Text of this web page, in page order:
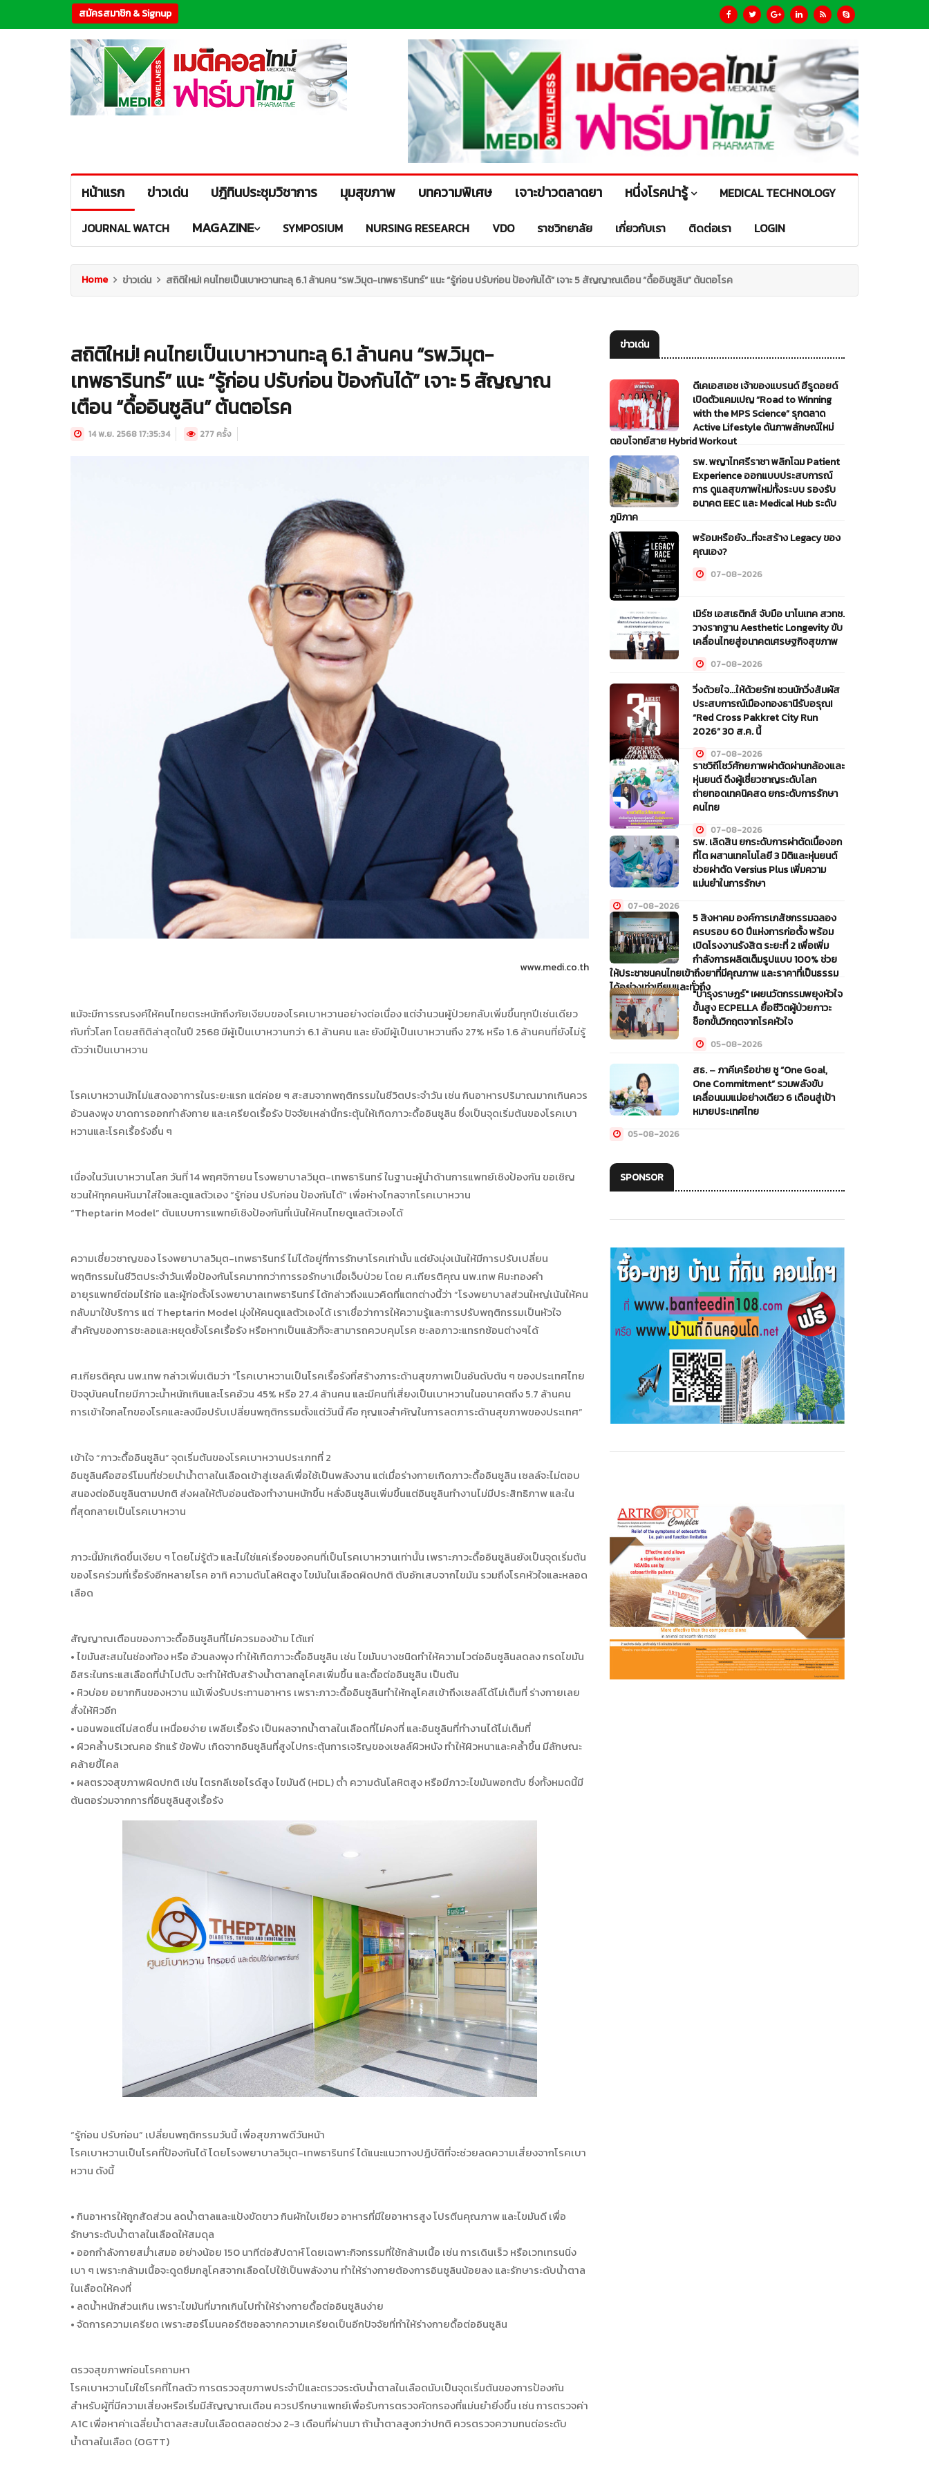
สมัครสมาชิก & Signup
หน้าแรก ข่าวเด่น ปฎิทินประชุมวิชาการ มุมสุขภาพ บทความพิเศษ เจาะข่าวตลาดยา หนึ่งโรคน่ารู้ MEDICAL TECHNOLOGY
JOURNAL WATCH MAGAZINE SYMPOSIUM NURSING RESEARCH VDO ราชวิทยาลัย เกี่ยวกับเรา ติดต่อเรา LOGIN
Home ข่าวเด่น สถิติใหม่! คนไทยเป็นเบาหวานทะลุ 6.1 ล้านคน “รพ.วิมุต-เทพธารินทร์” แนะ “รู้ก่อน ปรับก่อน ป้องกันได้” เจาะ 5 สัญญาณเตือน “ดื้ออินซูลิน” ต้นตอโรค
สถิติใหม่! คนไทยเป็นเบาหวานทะลุ 6.1 ล้านคน “รพ.วิมุต-
เทพธารินทร์” แนะ “รู้ก่อน ปรับก่อน ป้องกันได้” เจาะ 5 สัญญาณ
เตือน “ดื้ออินซูลิน” ต้นตอโรค
14 พ.ย. 2568 17:35:34 277 ครั้ง
www.medi.co.th
แม้จะมีการรณรงค์ให้คนไทยตระหนักถึงภัยเงียบของโรคเบาหวานอย่างต่อเนื่อง แต่จำนวนผู้ป่วยกลับเพิ่มขึ้นทุกปีเช่นเดียว
กับทั่วโลก โดยสถิติล่าสุดในปี 2568 มีผู้เป็นเบาหวานกว่า 6.1 ล้านคน และ ยังมีผู้เป็นเบาหวานถึง 27% หรือ 1.6 ล้านคนที่ยังไม่รู้
ตัวว่าเป็นเบาหวาน
โรคเบาหวานมักไม่แสดงอาการในระยะแรก แต่ค่อย ๆ สะสมจากพฤติกรรมในชีวิตประจำวัน เช่น กินอาหารปริมาณมากเกินควร
อ้วนลงพุง ขาดการออกกำลังกาย และเครียดเรื้อรัง ปัจจัยเหล่านี้กระตุ้นให้เกิดภาวะดื้ออินซูลิน ซึ่งเป็นจุดเริ่มต้นของโรคเบา
หวานและโรคเรื้อรังอื่น ๆ
เนื่องในวันเบาหวานโลก วันที่ 14 พฤศจิกายน โรงพยาบาลวิมุต-เทพธารินทร์ ในฐานะผู้นำด้านการแพทย์เชิงป้องกัน ขอเชิญ
ชวนให้ทุกคนหันมาใส่ใจและดูแลตัวเอง “รู้ก่อน ปรับก่อน ป้องกันได้” เพื่อห่างไกลจากโรคเบาหวาน
“Theptarin Model” ต้นแบบการแพทย์เชิงป้องกันที่เน้นให้คนไทยดูแลตัวเองได้
ความเชี่ยวชาญของ โรงพยาบาลวิมุต-เทพธารินทร์ ไม่ได้อยู่ที่การรักษาโรคเท่านั้น แต่ยังมุ่งเน้นให้มีการปรับเปลี่ยน
พฤติกรรมในชีวิตประจำวันเพื่อป้องกันโรคมากกว่าการรอรักษาเมื่อเจ็บป่วย โดย ศ.เกียรติคุณ นพ.เทพ หิมะทองคำ
อายุรแพทย์ต่อมไร้ท่อ และผู้ก่อตั้งโรงพยาบาลเทพธารินทร์ ได้กล่าวถึงแนวคิดที่แตกต่างนี้ว่า “โรงพยาบาลส่วนใหญ่เน้นให้คน
กลับมาใช้บริการ แต่ Theptarin Model มุ่งให้คนดูแลตัวเองได้ เราเชื่อว่าการให้ความรู้และการปรับพฤติกรรมเป็นหัวใจ
สำคัญของการชะลอและหยุดยั้งโรคเรื้อรัง หรือหากเป็นแล้วก็จะสามารถควบคุมโรค ชะลอภาวะแทรกซ้อนต่างๆได้
ศ.เกียรติคุณ นพ.เทพ กล่าวเพิ่มเติมว่า “โรคเบาหวานเป็นโรคเรื้อรังที่สร้างภาระด้านสุขภาพเป็นอันดับต้น ๆ ของประเทศไทย
ปัจจุบันคนไทยมีภาวะน้ำหนักเกินและโรคอ้วน 45% หรือ 27.4 ล้านคน และมีคนที่เสี่ยงเป็นเบาหวานในอนาคตถึง 5.7 ล้านคน
การเข้าใจกลไกของโรคและลงมือปรับเปลี่ยนพฤติกรรมตั้งแต่วันนี้ คือ กุญแจสำคัญในการลดภาระด้านสุขภาพของประเทศ”
เข้าใจ “ภาวะดื้ออินซูลิน” จุดเริ่มต้นของโรคเบาหวานประเภทที่ 2
อินซูลินคือฮอร์โมนที่ช่วยนำน้ำตาลในเลือดเข้าสู่เซลล์เพื่อใช้เป็นพลังงาน แต่เมื่อร่างกายเกิดภาวะดื้ออินซูลิน เซลล์จะไม่ตอบ
สนองต่ออินซูลินตามปกติ ส่งผลให้ตับอ่อนต้องทำงานหนักขึ้น หลั่งอินซูลินเพิ่มขึ้นแต่อินซูลินทำงานไม่มีประสิทธิภาพ และใน
ที่สุดกลายเป็นโรคเบาหวาน
ภาวะนี้มักเกิดขึ้นเงียบ ๆ โดยไม่รู้ตัว และไม่ใช่แค่เรื่องของคนที่เป็นโรคเบาหวานเท่านั้น เพราะภาวะดื้ออินซูลินยังเป็นจุดเริ่มต้น
ของโรคร่วมที่เรื้อรังอีกหลายโรค อาทิ ความดันโลหิตสูง ไขมันในเลือดผิดปกติ ตับอักเสบจากไขมัน รวมถึงโรคหัวใจและหลอด
เลือด
สัญญาณเตือนของภาวะดื้ออินซูลินที่ไม่ควรมองข้าม ได้แก่
• ไขมันสะสมในช่องท้อง หรือ อ้วนลงพุง ทำให้เกิดภาวะดื้ออินซูลิน เช่น ไขมันบางชนิดทำให้ความไวต่ออินซูลินลดลง กรดไขมัน
อิสระในกระแสเลือดที่นำไปตับ จะทำให้ตับสร้างน้ำตาลกลูโคสเพิ่มขึ้น และดื้อต่ออินซูลิน เป็นต้น
• หิวบ่อย อยากกินของหวาน แม้เพิ่งรับประทานอาหาร เพราะภาวะดื้ออินซูลินทำให้กลูโคสเข้าถึงเซลล์ได้ไม่เต็มที่ ร่างกายเลย
สั่งให้หิวอีก
• นอนพอแต่ไม่สดชื่น เหนื่อยง่าย เพลียเรื้อรัง เป็นผลจากน้ำตาลในเลือดที่ไม่คงที่ และอินซูลินที่ทำงานได้ไม่เต็มที่
• ผิวคล้ำบริเวณคอ รักแร้ ข้อพับ เกิดจากอินซูลินที่สูงไปกระตุ้นการเจริญของเซลล์ผิวหนัง ทำให้ผิวหนาและคล้ำขึ้น มีลักษณะ
คล้ายขี้ไคล
• ผลตรวจสุขภาพผิดปกติ เช่น ไตรกลีเซอไรด์สูง ไขมันดี (HDL) ต่ำ ความดันโลหิตสูง หรือมีภาวะไขมันพอกตับ ซึ่งทั้งหมดนี้มี
ต้นตอร่วมจากการที่อินซูลินสูงเรื้อรัง
“รู้ก่อน ปรับก่อน” เปลี่ยนพฤติกรรมวันนี้ เพื่อสุขภาพดีวันหน้า
โรคเบาหวานเป็นโรคที่ป้องกันได้ โดยโรงพยาบาลวิมุต-เทพธารินทร์ ได้แนะแนวทางปฏิบัติที่จะช่วยลดความเสี่ยงจากโรคเบา
หวาน ดังนี้
• กินอาหารให้ถูกสัดส่วน ลดน้ำตาลและแป้งขัดขาว กินผักใบเขียว อาหารที่มีใยอาหารสูง โปรตีนคุณภาพ และไขมันดี เพื่อ
รักษาระดับน้ำตาลในเลือดให้สมดุล
• ออกกำลังกายสม่ำเสมอ อย่างน้อย 150 นาทีต่อสัปดาห์ โดยเฉพาะกิจกรรมที่ใช้กล้ามเนื้อ เช่น การเดินเร็ว หรือเวทเทรนนิ่ง
เบา ๆ เพราะกล้ามเนื้อจะดูดซึมกลูโคสจากเลือดไปใช้เป็นพลังงาน ทำให้ร่างกายต้องการอินซูลินน้อยลง และรักษาระดับน้ำตาล
ในเลือดให้คงที่
• ลดน้ำหนักส่วนเกิน เพราะไขมันที่มากเกินไปทำให้ร่างกายดื้อต่ออินซูลินง่าย
• จัดการความเครียด เพราะฮอร์โมนคอร์ติซอลจากความเครียดเป็นอีกปัจจัยที่ทำให้ร่างกายดื้อต่ออินซูลิน
ตรวจสุขภาพก่อนโรคถามหา
โรคเบาหวานไม่ใช่โรคที่ไกลตัว การตรวจสุขภาพประจำปีและตรวจระดับน้ำตาลในเลือดนับเป็นจุดเริ่มต้นของการป้องกัน
สำหรับผู้ที่มีความเสี่ยงหรือเริ่มมีสัญญาณเตือน ควรปรึกษาแพทย์เพื่อรับการตรวจคัดกรองที่แม่นยำยิ่งขึ้น เช่น การตรวจค่า
A1C เพื่อหาค่าเฉลี่ยน้ำตาลสะสมในเลือดตลอดช่วง 2-3 เดือนที่ผ่านมา ถ้าน้ำตาลสูงกว่าปกติ ควรตรวจความทนต่อระดับ
น้ำตาลในเลือด (OGTT)
ข่าวเด่น
ดีเคเอสเอช เจ้าของแบรนด์ ฮีรูดอยด์
เปิดตัวแคมเปญ “Road to Winning
with the MPS Science” รุกตลาด
Active Lifestyle ดันภาพลักษณ์ใหม่
ตอบโจทย์สาย Hybrid Workout
07-08-2026
รพ. พญาไทศรีราชา พลิกโฉม Patient
Experience ออกแบบประสบการณ์
การ ดูแลสุขภาพใหม่ทั้งระบบ รองรับ
อนาคต EEC และ Medical Hub ระดับ
ภูมิภาค
07-08-2026
พร้อมหรือยัง…ที่จะสร้าง Legacy ของ
คุณเอง?
07-08-2026
เมิร์ซ เอสเธติกส์ จับมือ นาโนเทค สวทช.
วางรากฐาน Aesthetic Longevity ขับ
เคลื่อนไทยสู่อนาคตเศรษฐกิจสุขภาพ
07-08-2026
วิ่งด้วยใจ...ให้ด้วยรัก! ชวนนักวิ่งสัมผัส
ประสบการณ์เมืองทองธานีรับอรุณ!
“Red Cross Pakkret City Run
2026” 30 ส.ค. นี้
07-08-2026
ราชวิถีโชว์ศักยภาพผ่าตัดผ่านกล้องและ
หุ่นยนต์ ดึงผู้เชี่ยวชาญระดับโลก
ถ่ายทอดเทคนิคสด ยกระดับการรักษา
คนไทย
07-08-2026
รพ. เลิดสิน ยกระดับการผ่าตัดเนื้องอก
ที่ไต ผสานเทคโนโลยี 3 มิติและหุ่นยนต์
ช่วยผ่าตัด Versius Plus เพิ่มความ
แม่นยำในการรักษา
07-08-2026
5 สิงหาคม องค์การเภสัชกรรมฉลอง
ครบรอบ 60 ปีแห่งการก่อตั้ง พร้อม
เปิดโรงงานรังสิต ระยะที่ 2 เพื่อเพิ่ม
กำลังการผลิตเต็มรูปแบบ 100% ช่วย
ให้ประชาชนคนไทยเข้าถึงยาที่มีคุณภาพ และราคาที่เป็นธรรม
ได้อย่างเท่าเทียมและทั่วถึง
05-08-2026
"บำรุงราษฎร์" เผยนวัตกรรมพยุงหัวใจ
ขั้นสูง ECPELLA ยื้อชีวิตผู้ป่วยภาวะ
ช็อกขั้นวิกฤตจากโรคหัวใจ
05-08-2026
สธ. – ภาคีเครือข่าย ชู “One Goal,
One Commitment” รวมพลังขับ
เคลื่อนนมแม่อย่างเดียว 6 เดือนสู่เป้า
หมายประเทศไทย
05-08-2026
SPONSOR